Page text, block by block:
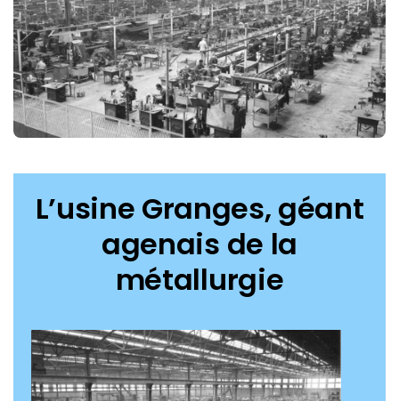
L’usine Granges, géant
agenais de la
métallurgie